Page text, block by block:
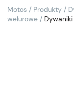
Motos / Produkty /
welurowe / Dywaniki